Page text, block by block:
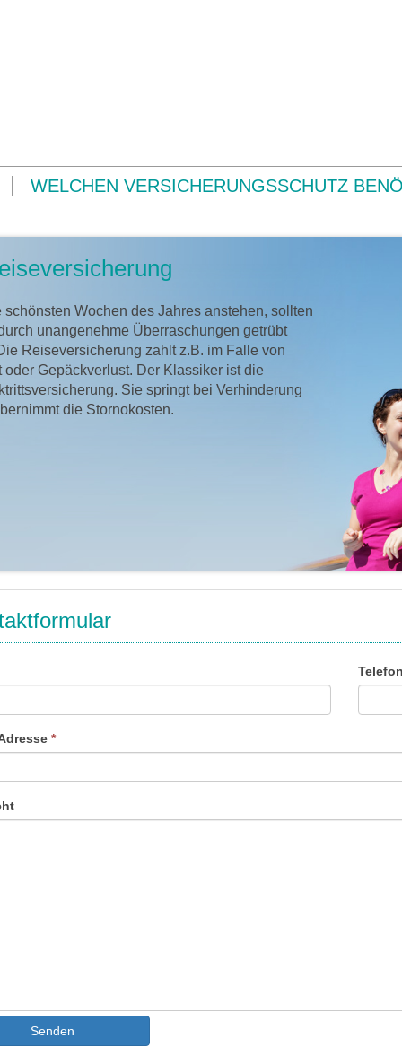
WELCHEN VERSICHERUNGSSCHUTZ
schönsten Wochen des Jahres anstehen, sollten
unangenehme Überraschungen getrübt
Reiseversicherung zahlt z.B. im Falle von
oder Gepäckverlust. Der Klassiker ist die
Sie springt bei Verhinderung
die Stornokosten.
*
Senden